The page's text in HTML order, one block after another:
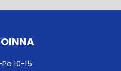
10-15